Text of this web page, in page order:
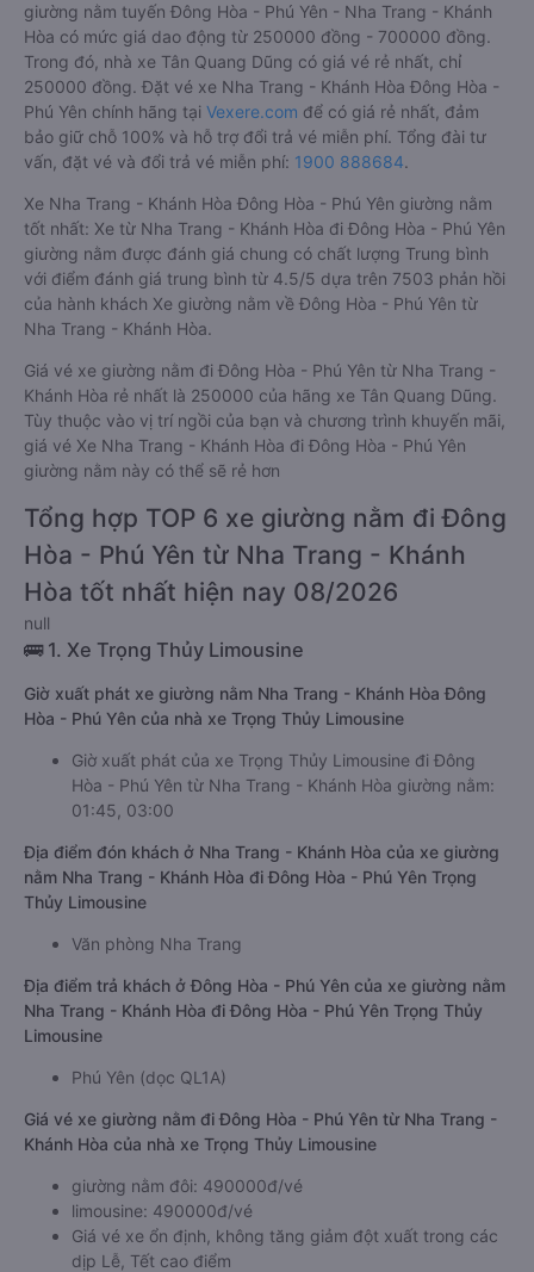
giường nằm tuyến Đông Hòa - Phú Yên - Nha Trang - Khánh
Hòa có mức giá dao động từ 250000 đồng - 700000 đồng.
Trong đó, nhà xe Tân Quang Dũng có giá vé rẻ nhất, chỉ
250000 đồng. Đặt vé xe Nha Trang - Khánh Hòa Đông Hòa -
Phú Yên chính hãng tại Vexere.com để có giá rẻ nhất, đảm
bảo giữ chỗ 100% và hỗ trợ đổi trả vé miễn phí. Tổng đài tư
vấn, đặt vé và đổi trả vé miễn phí: 1900 888684.
Xe Nha Trang - Khánh Hòa Đông Hòa - Phú Yên giường nằm
tốt nhất: Xe từ Nha Trang - Khánh Hòa đi Đông Hòa - Phú Yên
giường nằm được đánh giá chung có chất lượng Trung bình
với điểm đánh giá trung bình từ 4.5/5 dựa trên 7503 phản hồi
của hành khách Xe giường nằm về Đông Hòa - Phú Yên từ
Nha Trang - Khánh Hòa.
Giá vé xe giường nằm đi Đông Hòa - Phú Yên từ Nha Trang -
Khánh Hòa rẻ nhất là 250000 của hãng xe Tân Quang Dũng.
Tùy thuộc vào vị trí ngồi của bạn và chương trình khuyến mãi,
giá vé Xe Nha Trang - Khánh Hòa đi Đông Hòa - Phú Yên
giường nằm này có thể sẽ rẻ hơn
Tổng hợp TOP 6 xe giường nằm đi Đông
Hòa - Phú Yên từ Nha Trang - Khánh
Hòa tốt nhất hiện nay 08/2026
null
🚌 1. Xe Trọng Thủy Limousine
Giờ xuất phát xe giường nằm Nha Trang - Khánh Hòa Đông
Hòa - Phú Yên của nhà xe Trọng Thủy Limousine
Giờ xuất phát của xe Trọng Thủy Limousine đi Đông
Hòa - Phú Yên từ Nha Trang - Khánh Hòa giường nằm:
01:45, 03:00
Địa điểm đón khách ở Nha Trang - Khánh Hòa của xe giường
nằm Nha Trang - Khánh Hòa đi Đông Hòa - Phú Yên Trọng
Thủy Limousine
Văn phòng Nha Trang
Địa điểm trả khách ở Đông Hòa - Phú Yên của xe giường nằm
Nha Trang - Khánh Hòa đi Đông Hòa - Phú Yên Trọng Thủy
Limousine
Phú Yên (dọc QL1A)
Giá vé xe giường nằm đi Đông Hòa - Phú Yên từ Nha Trang -
Khánh Hòa của nhà xe Trọng Thủy Limousine
giường nằm đôi: 490000đ/vé
limousine: 490000đ/vé
Giá vé xe ổn định, không tăng giảm đột xuất trong các
dịp Lễ, Tết cao điểm